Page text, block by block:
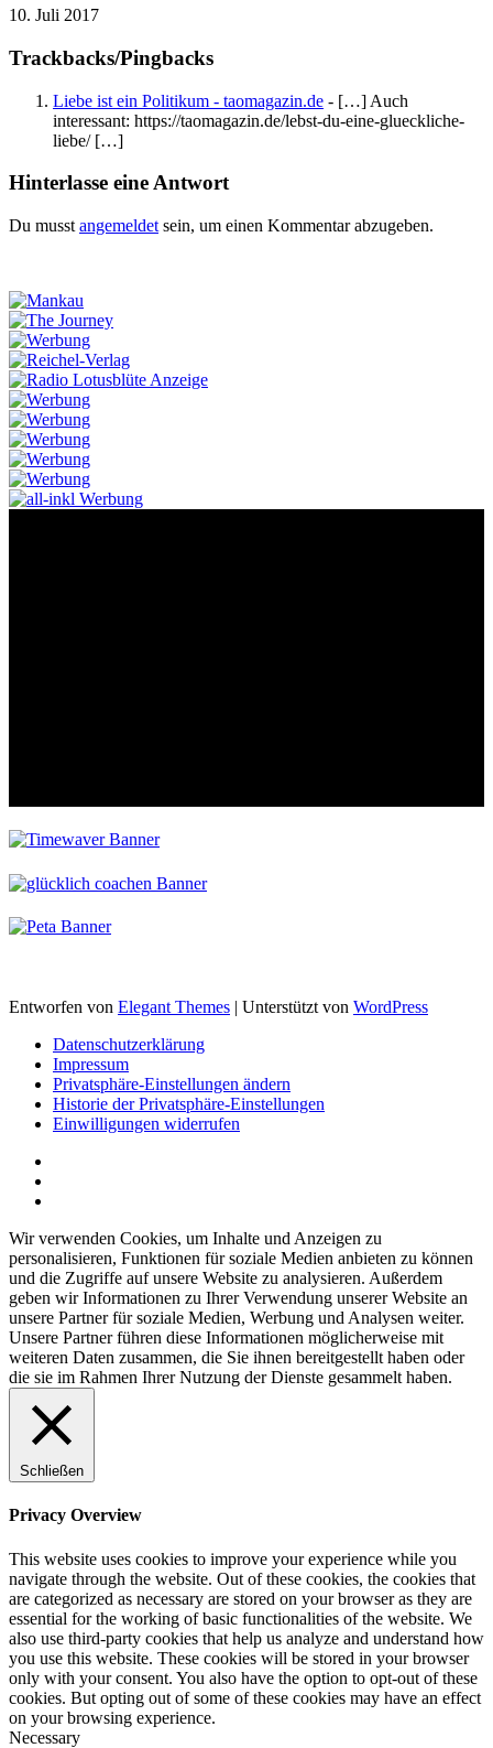
10. Juli 2017
Trackbacks/Pingbacks
Liebe ist ein Politikum - taomagazin.de - […] Auch
interessant: https://taomagazin.de/lebst-du-eine-glueckliche-
liebe/ […]
Hinterlasse eine Antwort
Du musst angemeldet sein, um einen Kommentar abzugeben.
Entworfen von Elegant Themes | Unterstützt von WordPress
Datenschutzerklärung
Impressum
Privatsphäre-Einstellungen ändern
Historie der Privatsphäre-Einstellungen
Einwilligungen widerrufen
Wir verwenden Cookies, um Inhalte und Anzeigen zu
personalisieren, Funktionen für soziale Medien anbieten zu können
und die Zugriffe auf unsere Website zu analysieren. Außerdem
geben wir Informationen zu Ihrer Verwendung unserer Website an
unsere Partner für soziale Medien, Werbung und Analysen weiter.
Unsere Partner führen diese Informationen möglicherweise mit
weiteren Daten zusammen, die Sie ihnen bereitgestellt haben oder
die sie im Rahmen Ihrer Nutzung der Dienste gesammelt haben.
Schließen
Privacy Overview
This website uses cookies to improve your experience while you
navigate through the website. Out of these cookies, the cookies that
are categorized as necessary are stored on your browser as they are
essential for the working of basic functionalities of the website. We
also use third-party cookies that help us analyze and understand how
you use this website. These cookies will be stored in your browser
only with your consent. You also have the option to opt-out of these
cookies. But opting out of some of these cookies may have an effect
on your browsing experience.
Necessary